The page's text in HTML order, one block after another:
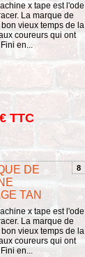
x tape est l'ode
La marque de
vieux temps de la
coureurs qui ont
en...
TTC
8
DE
TAN
x tape est l'ode
La marque de
vieux temps de la
coureurs qui ont
en...